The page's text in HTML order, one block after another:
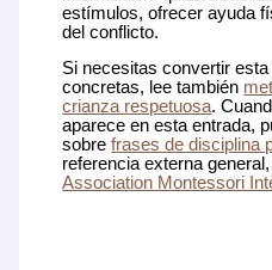
estímulos, ofrecer ayuda
del conflicto.
Si necesitas convertir
concretas, lee también
crianza respetuosa.
aparece en esta entrada,
sobrefrases de disciplina
referencia externa
Association Montessori